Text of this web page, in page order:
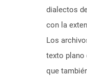
dialectos
con la
Los
texto plano
que